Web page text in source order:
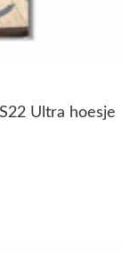
Ultra hoesje